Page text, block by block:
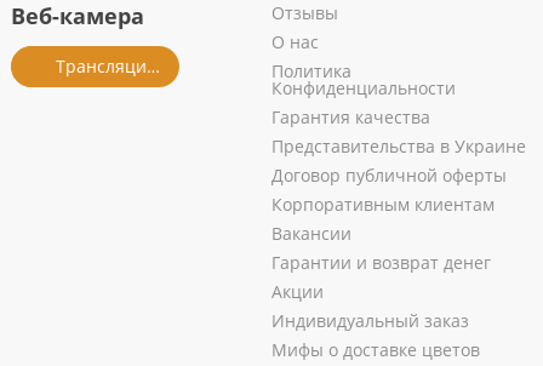
Веб-камера
Трансляция из салона
Отзывы
О нас
Политика
Конфиденциальности
Гарантия качества
Представительства в Украине
Договор публичной оферты
Корпоративным клиентам
Вакансии
Гарантии и возврат денег
Акции
Индивидуальный заказ
Мифы о доставке цветов